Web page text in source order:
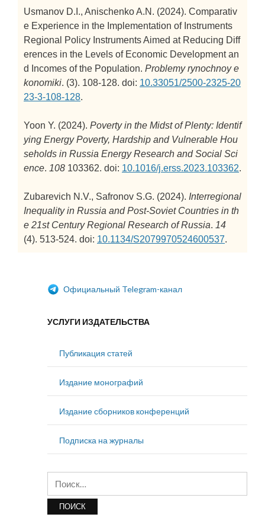
Usmanov D.I., Anischenko A.N. (2024). Comparativ
e Experience in the Implementation of Instruments
Regional Policy Instruments Aimed at Reducing Diff
erences in the Levels of Economic Development an
d Incomes of the Population. Problemy rynochnoy e
konomiki. (3). 108-128. doi: 10.33051/2500-2325-20
23-3-108-128.
Yoon Y. (2024). Poverty in the Midst of Plenty: Identif
ying Energy Poverty, Hardship and Vulnerable Hou
seholds in Russia Energy Research and Social Sci
ence. 108 103362. doi: 10.1016/j.erss.2023.103362.
Zubarevich N.V., Safronov S.G. (2024). Interregional
Inequality in Russia and Post-Soviet Countries in th
e 21st Century Regional Research of Russia. 14
(4). 513-524. doi: 10.1134/S2079970524600537.
Официальный Telegram-канал
УСЛУГИ ИЗДАТЕЛЬСТВА
Публикация статей
Издание монографий
Издание сборников конференций
Подписка на журналы